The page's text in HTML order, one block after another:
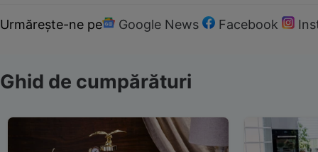
Urmărește-ne pe Google News Facebook
Ghid de cumpărături